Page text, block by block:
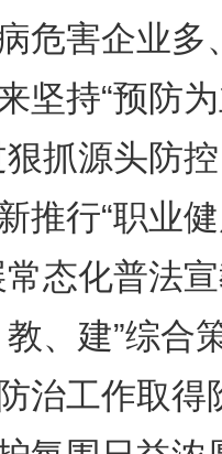
危害企业多
坚持“预防
狠抓源头防
推行“职业
常态化普法
、建”综合
治工作取得